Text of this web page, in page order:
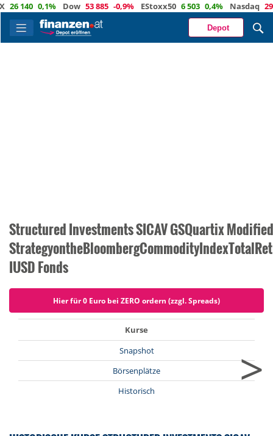
140 0,1% Dow 53 885 -0,9% EStoxx50 6 503 0,4% Nasdaq 29
Depot
Structured Investments SICAV GSQuartix Modified
IUSD Fonds
Hier für 0 Euro bei ZERO ordern (zzgl. Spreads)
Kurse
Snapshot
Börsenplätze
Historisch
>